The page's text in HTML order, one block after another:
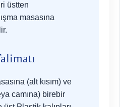
üstten
masasına
(alt kısım) ve
camına) birebir